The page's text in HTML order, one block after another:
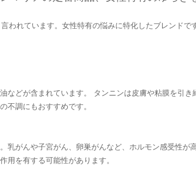
われています。女性特有の悩みに特化したブレンドです
どが含まれています。 タンニンは皮膚や粘膜を引
不調にもおすすめです。
がんや子宮がん、卵巣がんなど、ホルモン感受性
用を有する可能性があります。